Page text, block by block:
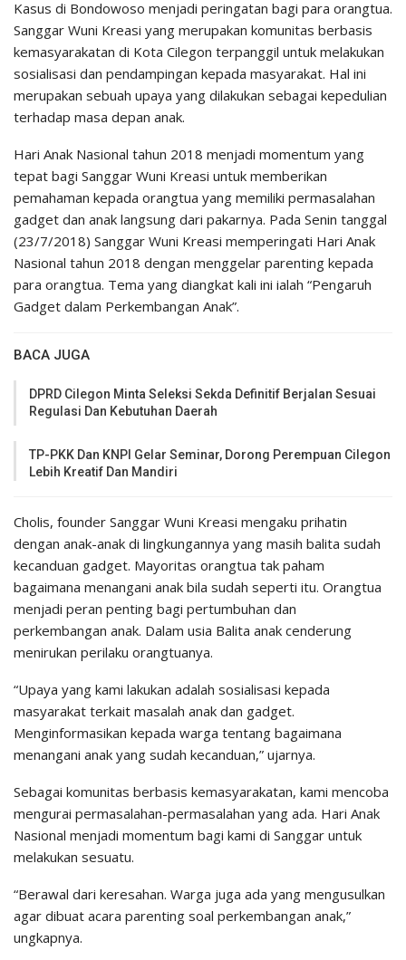
Kasus di Bondowoso menjadi peringatan bagi para orangtua.
Sanggar Wuni Kreasi yang merupakan komunitas berbasis
kemasyarakatan di Kota Cilegon terpanggil untuk melakukan
sosialisasi dan pendampingan kepada masyarakat. Hal ini
merupakan sebuah upaya yang dilakukan sebagai kepedulian
terhadap masa depan anak.
Hari Anak Nasional tahun 2018 menjadi momentum yang
tepat bagi Sanggar Wuni Kreasi untuk memberikan
pemahaman kepada orangtua yang memiliki permasalahan
gadget dan anak langsung dari pakarnya. Pada Senin tanggal
(23/7/2018) Sanggar Wuni Kreasi memperingati Hari Anak
Nasional tahun 2018 dengan menggelar parenting kepada
para orangtua. Tema yang diangkat kali ini ialah “Pengaruh
Gadget dalam Perkembangan Anak”.
BACA JUGA
DPRD Cilegon Minta Seleksi Sekda Definitif Berjalan Sesuai
Regulasi Dan Kebutuhan Daerah
TP-PKK Dan KNPI Gelar Seminar, Dorong Perempuan Cilegon
Lebih Kreatif Dan Mandiri
Cholis, founder Sanggar Wuni Kreasi mengaku prihatin
dengan anak-anak di lingkungannya yang masih balita sudah
kecanduan gadget. Mayoritas orangtua tak paham
bagaimana menangani anak bila sudah seperti itu. Orangtua
menjadi peran penting bagi pertumbuhan dan
perkembangan anak. Dalam usia Balita anak cenderung
menirukan perilaku orangtuanya.
“Upaya yang kami lakukan adalah sosialisasi kepada
masyarakat terkait masalah anak dan gadget.
Menginformasikan kepada warga tentang bagaimana
menangani anak yang sudah kecanduan,” ujarnya.
Sebagai komunitas berbasis kemasyarakatan, kami mencoba
mengurai permasalahan-permasalahan yang ada. Hari Anak
Nasional menjadi momentum bagi kami di Sanggar untuk
melakukan sesuatu.
“Berawal dari keresahan. Warga juga ada yang mengusulkan
agar dibuat acara parenting soal perkembangan anak,”
ungkapnya.